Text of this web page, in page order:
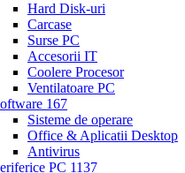
Hard Disk-uri
Carcase
Surse PC
Accesorii IT
Coolere Procesor
Ventilatoare PC
167
Sisteme de operare
Office & Aplicatii Desktop
Antivirus
PC 1137